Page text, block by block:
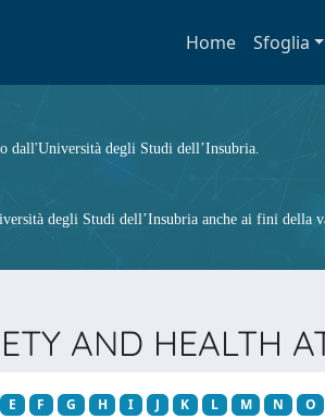
Home Sfoglia
dall'Università degli Studi dell’Insubria.
degli Studi dell’Insubria anche ai fini della
AND HEALTH
E F G H I J K L M N O